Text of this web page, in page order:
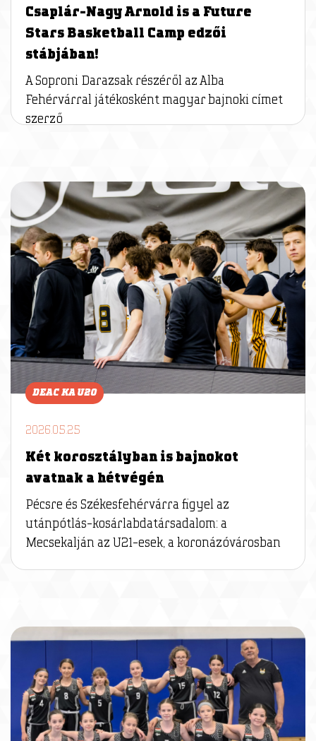
Csaplár-Nagy Arnold is a Future
Stars Basketball Camp edzői
stábjában!
A Soproni Darazsak részéről az Alba
Fehérvárral játékosként magyar bajnoki címet
szerző
DEAC KA U20
2026.05.25
Két korosztályban is bajnokot
avatnak a hétvégén
Pécsre és Székesfehérvárra figyel az
utánpótlás-kosárlabdatársadalom: a
Mecsekalján az U21-esek, a koronázóvárosban